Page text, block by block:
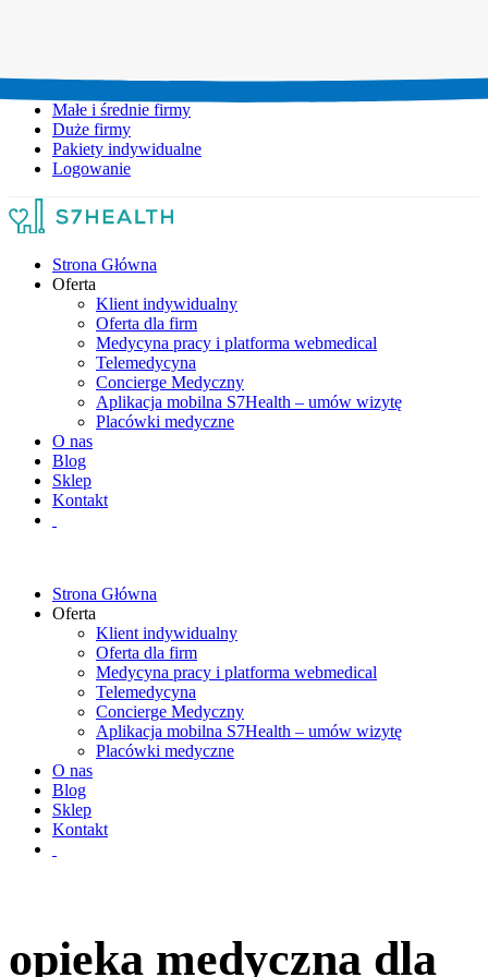
Małe i średnie firmy
Duże firmy
Pakiety indywidualne
Logowanie
Strona Główna
Oferta
Klient indywidualny
Oferta dla firm
Medycyna pracy i platforma webmedical
Telemedycyna
Concierge Medyczny
Aplikacja mobilna S7Health – umów wizytę
Placówki medyczne
O nas
Blog
Sklep
Kontakt
Strona Główna
Oferta
Klient indywidualny
Oferta dla firm
Medycyna pracy i platforma webmedical
Telemedycyna
Concierge Medyczny
Aplikacja mobilna S7Health – umów wizytę
Placówki medyczne
O nas
Blog
Sklep
Kontakt
opieka medyczna dla